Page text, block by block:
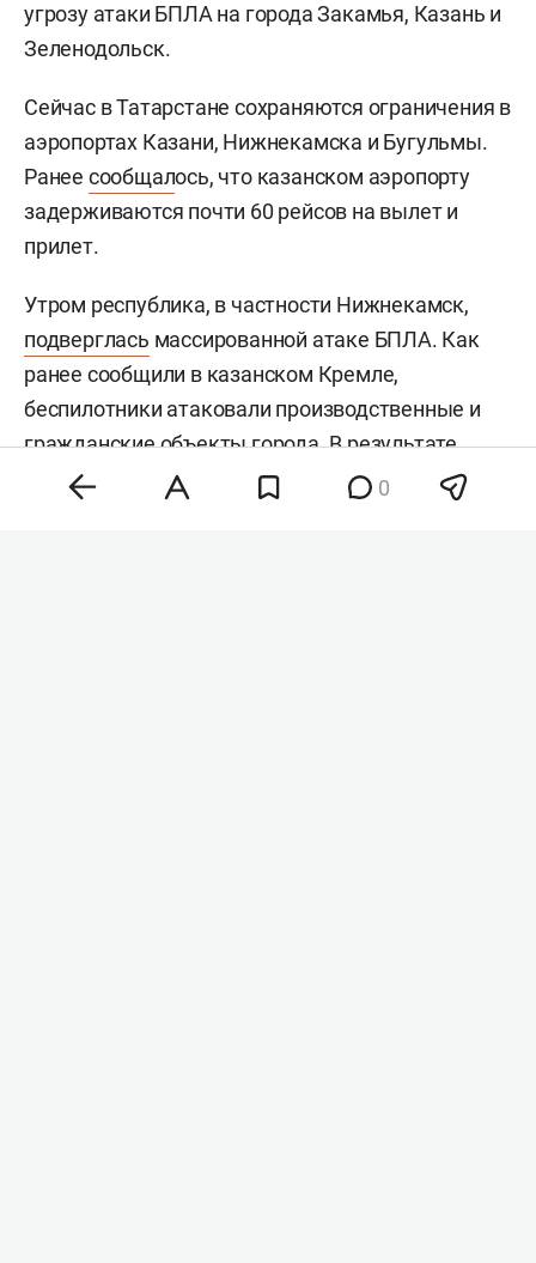
угрозу атаки БПЛА на города Закамья, Казань и
Зеленодольск.
Сейчас в Татарстане сохраняются ограничения в
аэропортах Казани, Нижнекамска и Бугульмы.
Ранее сообщалось, что казанском аэропорту
задерживаются почти 60 рейсов на вылет и
прилет.
Утром республика, в частности Нижнекамск,
подверглась массированной атаке БПЛА. Как
ранее сообщили в казанском Кремле,
беспилотники атаковали производственные и
гражданские объекты города. В результате
атакипогибли
12 человек, еще 39 пострадали, в
0